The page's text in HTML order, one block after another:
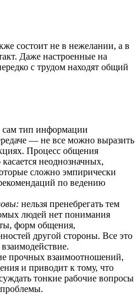
состоит не в нежелании, а в
Даже настроенные на
с трудом находят общий
сам тип информации
— не все можно выразить
Процесс общения
неоднозначных,
сложно эмпирически
по ведению
нельзя пренебрегать тем
людей нет понимания
форм общения,
другой стороны. Все это
прочных взаимоотношений,
и приводит к тому, что
тонкие рабочие вопросы